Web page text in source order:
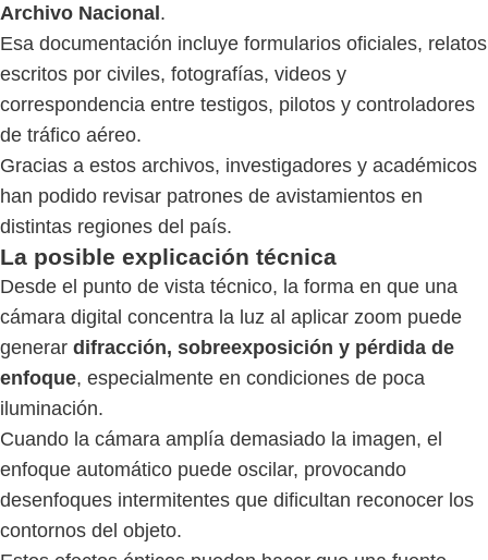
Archivo Nacional.
Esa documentación incluye formularios oficiales, relatos
escritos por civiles, fotografías, videos y
correspondencia entre testigos, pilotos y controladores
de tráfico aéreo.
Gracias a estos archivos, investigadores y académicos
han podido revisar patrones de avistamientos en
distintas regiones del país.
La posible explicación técnica
Desde el punto de vista técnico, la forma en que una
cámara digital concentra la luz al aplicar zoom puede
generar difracción, sobreexposición y pérdida de
enfoque, especialmente en condiciones de poca
iluminación.
Cuando la cámara amplía demasiado la imagen, el
enfoque automático puede oscilar, provocando
desenfoques intermitentes que dificultan reconocer los
contornos del objeto.